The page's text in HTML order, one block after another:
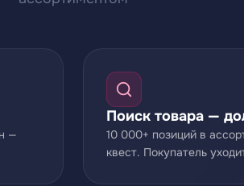
—
Поиск товара —
10 000+ позиций в
квест. Покупатель